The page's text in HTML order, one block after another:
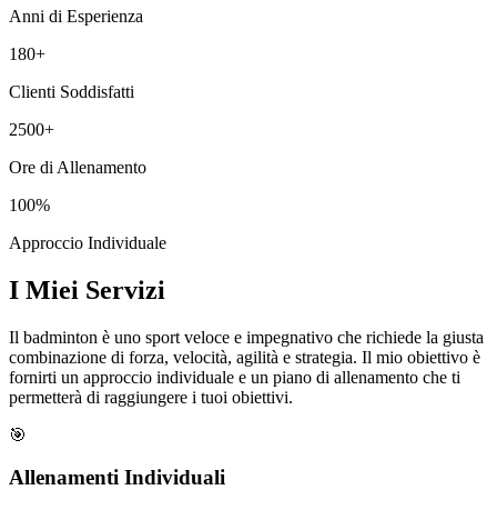
Anni di Esperienza
180+
Clienti Soddisfatti
2500+
Ore di Allenamento
100%
Approccio Individuale
I Miei Servizi
Il badminton è uno sport veloce e impegnativo che richiede la giusta
combinazione di forza, velocità, agilità e strategia. Il mio obiettivo è
fornirti un approccio individuale e un piano di allenamento che ti
permetterà di raggiungere i tuoi obiettivi.
🎯
Allenamenti Individuali